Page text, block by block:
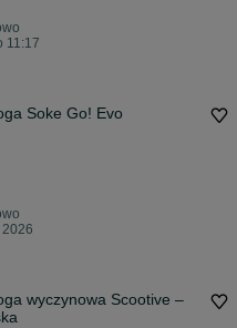
11:17
Soke Go! Evo
wyczynowa Scootive –